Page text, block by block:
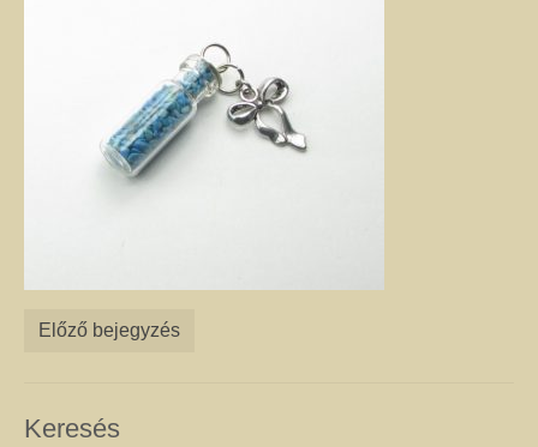
Ezen az oldalon csak olyan egyedi kézműves féldrágakő ékszer található,
amelyet valódi ásványok, féldrágakövek, illetve kristályok felhasználásával
készítettem. Az ékszerek megalkotása során a színek és a formák
kombinációjával igyekeztem egyedi összhatást elérni.
A nyakláncok, medálok, karkötők, fülbevalók harmonizálnak viselőik színes,
különleges egyéniségével, és még a legegyszerűbb ruhát is feldobják. Az
szépségük, egyediségük és gyógyító hatásuk. Az szett elemeit az egyes
találja. Nem csak önmagának adhat harmóniát! Szeretteit is
kedvelt színekhez illő egyedi vagy kis szériás Harmónia ékszer garantáltan
Előző bejegyzés
Keresés